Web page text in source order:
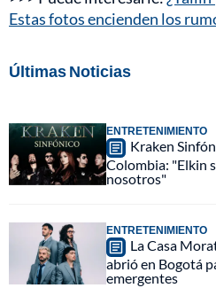
Estas fotos encienden los
Últimas Noticias
ENTRETENIMIENTO
Kraken
Colombia: "Elkin
nosotros"
ENTRETENIMIENTO
La Casa
abrió en Bogotá
emergentes